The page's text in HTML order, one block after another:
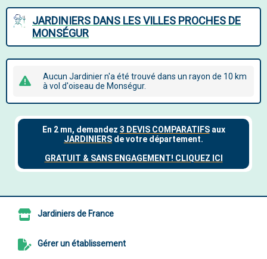
JARDINIERS DANS LES VILLES PROCHES DE
MONSÉGUR
Aucun Jardinier n'a été trouvé dans un rayon de 10 km
à vol d'oiseau de Monségur.
Jardiniers de France
Gérer un établissement